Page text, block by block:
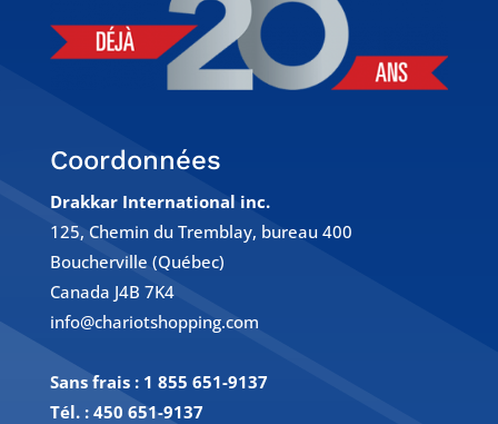
Coordonnées
Drakkar International inc.
125, Chemin du Tremblay, bureau 400
Boucherville (Québec)
Canada J4B 7K4
info@chariotshopping.com
Sans frais : 1 855 651-9137
Tél. : 450 651-9137